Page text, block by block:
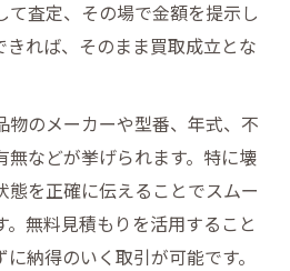
査定、その場で金額を提示し
きれば、そのまま買取成立とな
物のメーカーや型番、年式、不
無などが挙げられます。特に壊
態を正確に伝えることでスムー
無料見積もりを活用すること
納得のいく取引が可能です。